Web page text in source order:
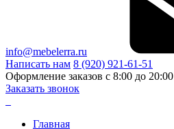
info@mebelerra.ru
Написать нам 8 (920) 921-61-51
Оформление заказов с 8:00 до 20:00
Заказать звонок
Главная